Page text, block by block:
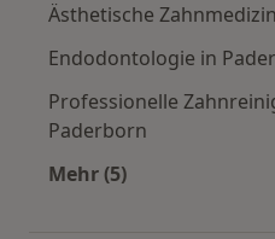
Ästhetische
Endodontologie in
Professionelle
Paderborn
Mehr (5)